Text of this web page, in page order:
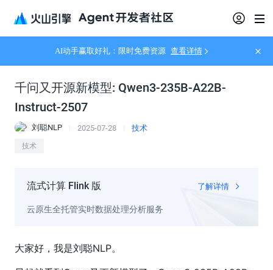
AI动手赢取好礼：限时免费资源 查看详情
千问又开源新模型: Qwen3-235B-A22B-
Instruct-2507
刘聪NLP 2025-07-28 技术
技术
流式计算 Flink 版 了解详情
云原生全托管实时数据处理分析服务
大家好，我是刘聪NLP。